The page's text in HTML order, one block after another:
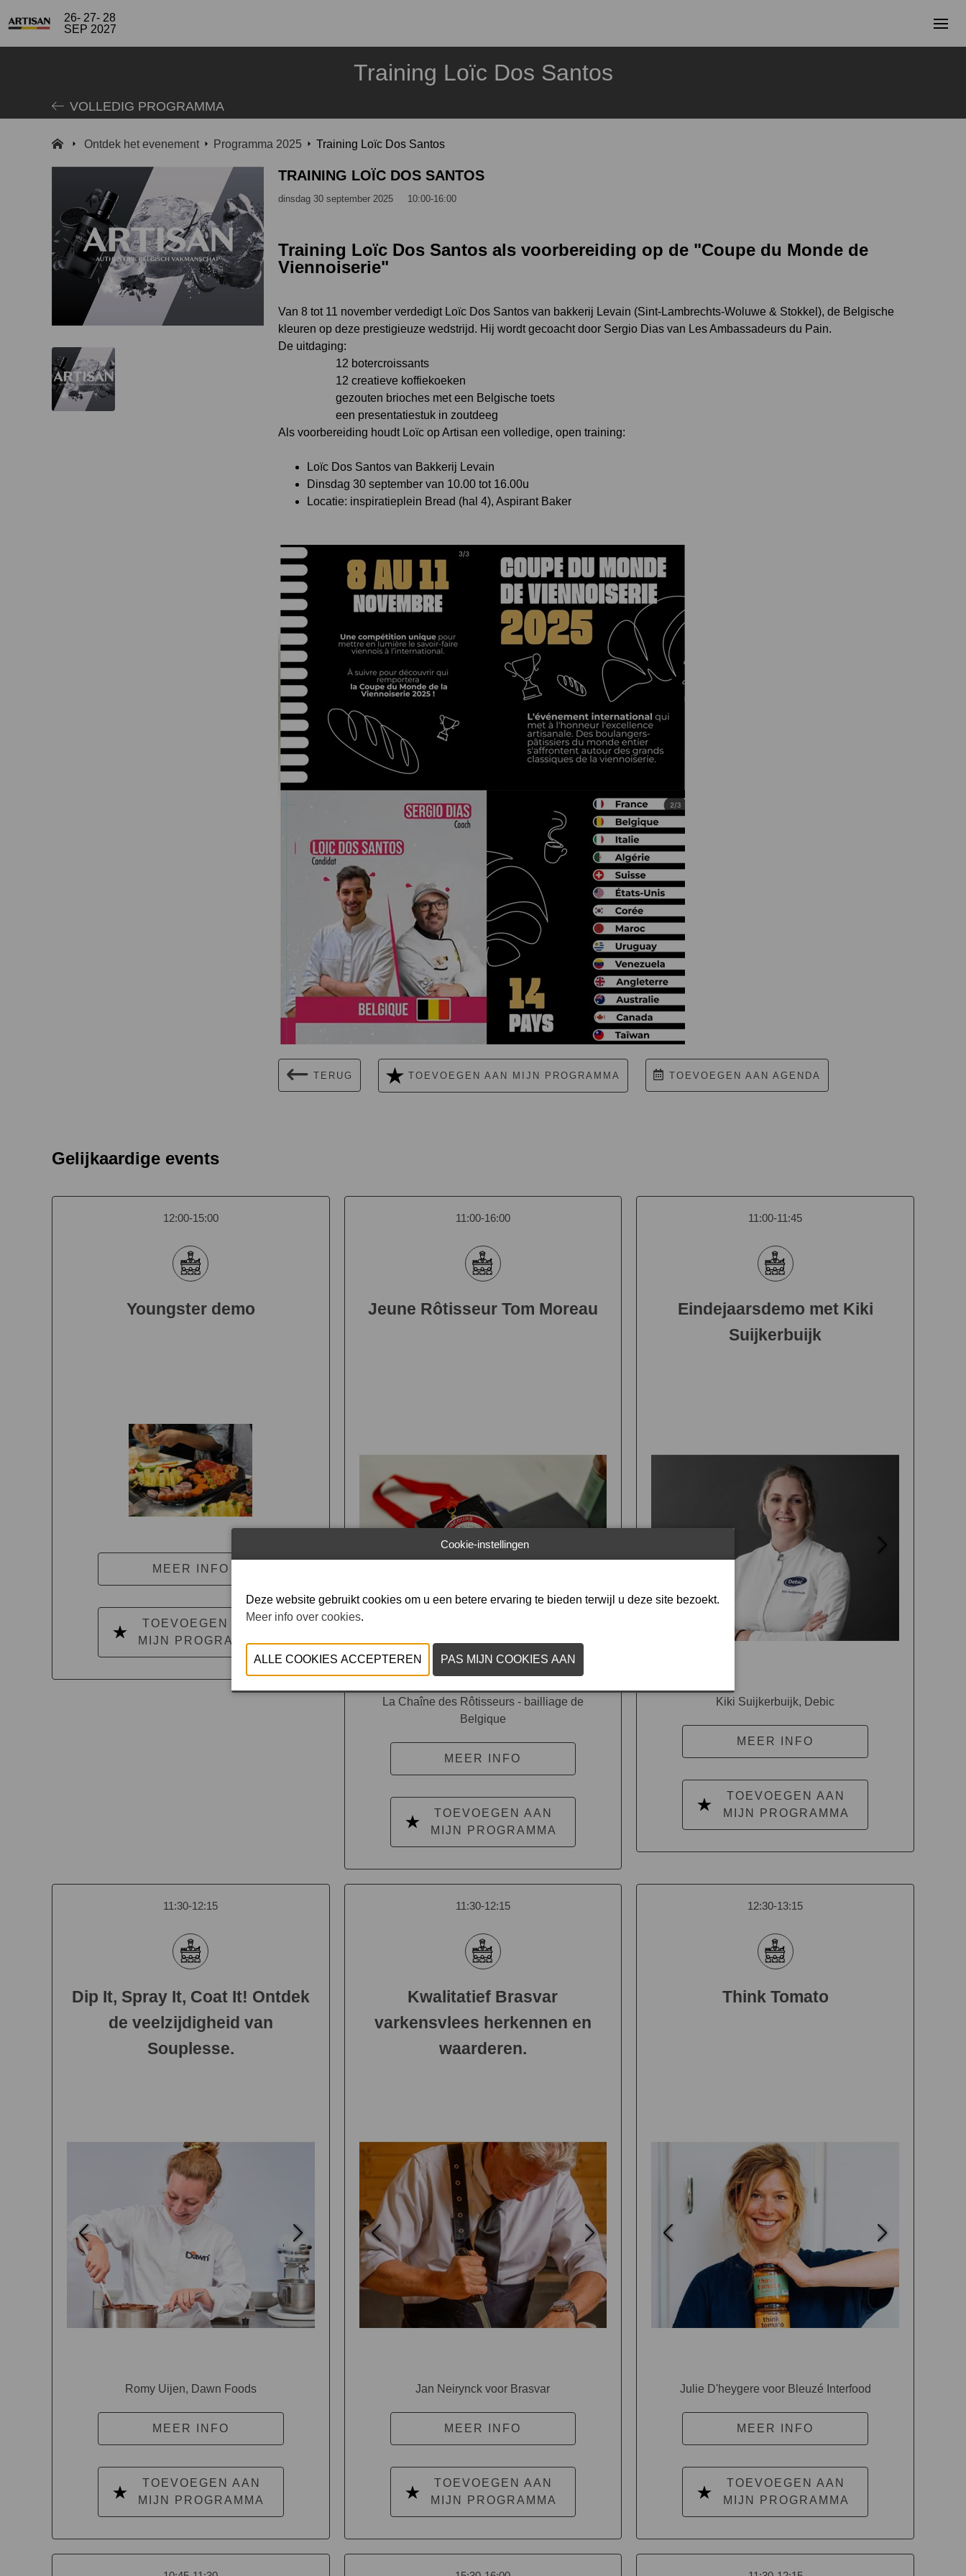
26- 27- 28
SEP 2027
Training Loïc Dos Santos
VOLLEDIG PROGRAMMA
Ontdek het evenement Programma 2025 Training Loïc Dos Santos
TRAINING LOÏC DOS SANTOS
dinsdag 30 september 2025 10:00-16:00
Training Loïc Dos Santos als voorbereiding op de "Coupe du Monde de
Viennoiserie"
Van 8 tot 11 november verdedigt Loïc Dos Santos van bakkerij Levain (Sint-Lambrechts-Woluwe & Stokkel), de Belgische
kleuren op deze prestigieuze wedstrijd. Hij wordt gecoacht door Sergio Dias van Les Ambassadeurs du Pain.
De uitdaging:
12 botercroissants
12 creatieve koffiekoeken
gezouten brioches met een Belgische toets
een presentatiestuk in zoutdeeg
Als voorbereiding houdt Loïc op Artisan een volledige, open training:
Loïc Dos Santos van Bakkerij Levain
Dinsdag 30 september van 10.00 tot 16.00u
Locatie: inspiratieplein Bread (hal 4), Aspirant Baker
TERUG TOEVOEGEN AAN MIJN PROGRAMMA TOEVOEGEN AAN AGENDA
Gelijkaardige events
12:00-15:00
Youngster demo
MEER INFO
TOEVOEGEN AAN
MIJN PROGRAMMA
11:00-16:00
Jeune Rôtisseur Tom Moreau
La Chaîne des Rôtisseurs - bailliage de
Belgique
MEER INFO
TOEVOEGEN AAN
MIJN PROGRAMMA
11:00-11:45
Eindejaarsdemo met Kiki
Suijkerbuijk
Kiki Suijkerbuijk, Debic
MEER INFO
TOEVOEGEN AAN
MIJN PROGRAMMA
11:30-12:15
Dip It, Spray It, Coat It! Ontdek
de veelzijdigheid van
Souplesse.
Romy Uijen, Dawn Foods
MEER INFO
TOEVOEGEN AAN
MIJN PROGRAMMA
11:30-12:15
Kwalitatief Brasvar
varkensvlees herkennen en
waarderen.
Jan Neirynck voor Brasvar
MEER INFO
TOEVOEGEN AAN
MIJN PROGRAMMA
12:30-13:15
Think Tomato
Julie D'heygere voor Bleuzé Interfood
MEER INFO
TOEVOEGEN AAN
MIJN PROGRAMMA
Cookie-instellingen
Deze website gebruikt cookies om u een betere ervaring te bieden terwijl u deze site bezoekt.
Meer info over cookies.